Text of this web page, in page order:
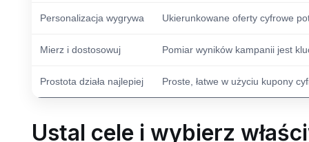
Personalizacja wygrywa Ukierunkowane oferty cyfrowe
Mierz i dostosowuj Pomiar wyników kampanii jest
Prostota działa najlepiej Proste, łatwe w użyciu kupony
Ustal cele i wybierz